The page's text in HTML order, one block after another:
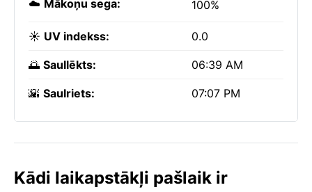
☁️ Mākoņu sega: 100%
☀️ UV indekss: 0.0
🌅 Saullēkts: 06:39 AM
🌇 Saulriets: 07:07 PM
Kādi laikapstākļi pašlaik ir